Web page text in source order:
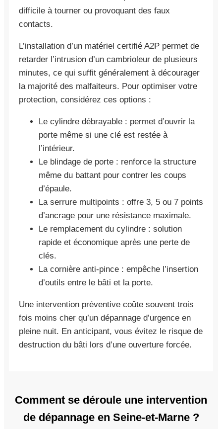
difficile à tourner ou provoquant des faux
contacts.
L’installation d’un matériel certifié A2P permet de
retarder l’intrusion d’un cambrioleur de plusieurs
minutes, ce qui suffit généralement à décourager
la majorité des malfaiteurs. Pour optimiser votre
protection, considérez ces options :
Le cylindre débrayable : permet d’ouvrir la
porte même si une clé est restée à
l’intérieur.
Le blindage de porte : renforce la structure
même du battant pour contrer les coups
d’épaule.
La serrure multipoints : offre 3, 5 ou 7 points
d’ancrage pour une résistance maximale.
Le remplacement du cylindre : solution
rapide et économique après une perte de
clés.
La cornière anti-pince : empêche l’insertion
d’outils entre le bâti et la porte.
Une intervention préventive coûte souvent trois
fois moins cher qu’un dépannage d’urgence en
pleine nuit. En anticipant, vous évitez le risque de
destruction du bâti lors d’une ouverture forcée.
Comment se déroule une intervention
de dépannage en Seine-et-Marne ?